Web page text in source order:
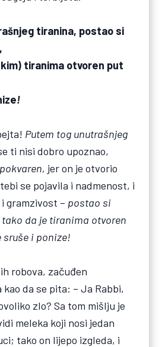
tiranina, postao si
tiranima otvoren put
!
Putem tog unutrašnjeg
ti nisi dobro upoznao,
jer on je otvorio
se pojavila i nadmenost, i
gramzivost – postao si
tako da je tiranima otvoren
sruše i ponize!
robova, začuđen
da se pita: – Ja Rabbi,
zlo? Sa tom mišlju je
meleka koji nosi jedan
tako on lijepo izgleda, i